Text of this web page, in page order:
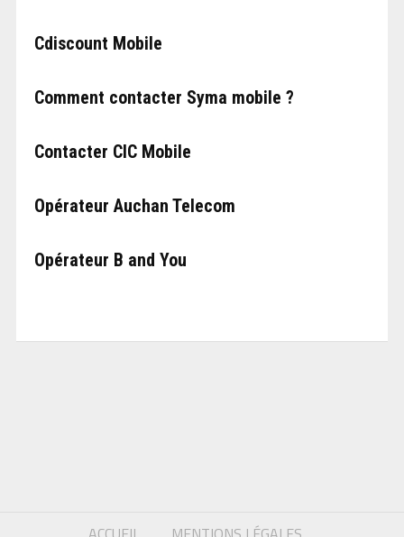
Cdiscount Mobile
Comment contacter Syma mobile ?
Contacter CIC Mobile
Opérateur Auchan Telecom
Opérateur B and You